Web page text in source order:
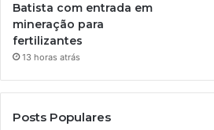
Batista com entrada em
mineração para
fertilizantes
13 horas atrás
Posts Populares